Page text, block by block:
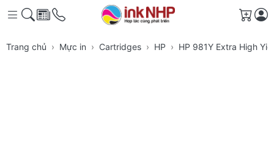
Giỏ
Trang chủ Mực in Cartridges HP HP 981Y Extra High